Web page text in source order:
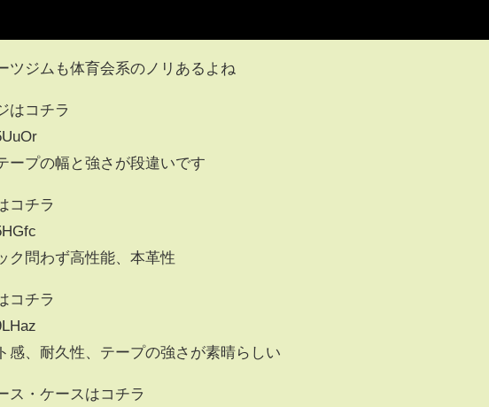
ツジムも体育会系のノリあるよね
はコチラ
ープの幅と強さが段違いです
コチラ
ク問わず高性能、本革性
コチラ
感、耐久性、テープの強さが素晴らしい
ス・ケースはコチラ